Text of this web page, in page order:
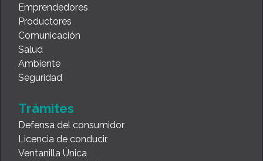
Emprendedores
Productores
Comunicación
Salud
Ambiente
Seguridad
Trámites
Defensa del consumidor
Licencia de conducir
Ventanilla Única